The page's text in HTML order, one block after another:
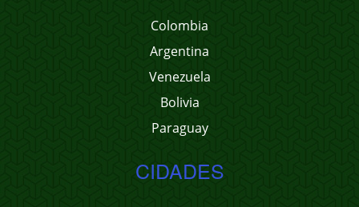
Colombia
Argentina
Venezuela
Bolivia
Paraguay
CIDADES